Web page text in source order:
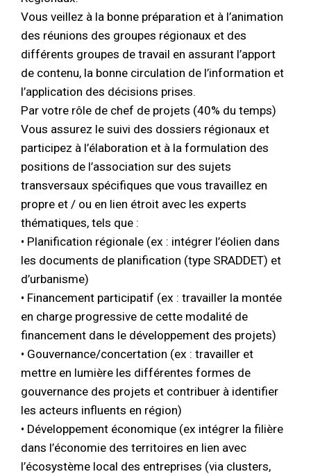
Vous veillez à la bonne préparation et à l’animation
des réunions des groupes régionaux et des
différents groupes de travail en assurant l’apport
de contenu, la bonne circulation de l’information et
l’application des décisions prises.
Par votre rôle de chef de projets (40% du temps)
Vous assurez le suivi des dossiers régionaux et
participez à l’élaboration et à la formulation des
positions de l’association sur des sujets
transversaux spécifiques que vous travaillez en
propre et / ou en lien étroit avec les experts
thématiques, tels que :
• Planification régionale (ex : intégrer l’éolien dans
les documents de planification (type SRADDET) et
d’urbanisme)
• Financement participatif (ex : travailler la montée
en charge progressive de cette modalité de
financement dans le développement des projets)
• Gouvernance/concertation (ex : travailler et
mettre en lumière les différentes formes de
gouvernance des projets et contribuer à identifier
les acteurs influents en région)
• Développement économique (ex intégrer la filière
dans l’économie des territoires en lien avec
l’écosystème local des entreprises (via clusters,